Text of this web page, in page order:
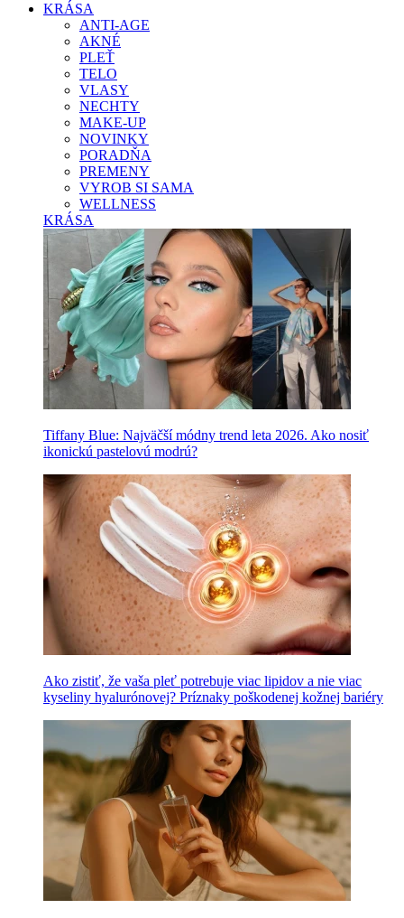
KRÁSA
ANTI-AGE
AKNÉ
PLEŤ
TELO
VLASY
NECHTY
MAKE-UP
NOVINKY
PORADŇA
PREMENY
VYROB SI SAMA
WELLNESS
KRÁSA
Tiffany Blue: Najväčší módny trend leta 2026. Ako nosiť
ikonickú pastelovú modrú?
Ako zistiť, že vaša pleť potrebuje viac lipidov a nie viac
kyseliny hyalurónovej? Príznaky poškodenej kožnej bariéry